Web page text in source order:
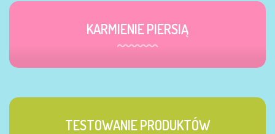
KARMIENIE PIERSIĄ
TESTOWANIE PRODUKTÓW